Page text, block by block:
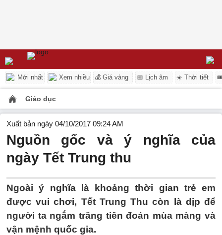
Mới nhất Xem nhiều 💰 Giá vàng 📅 Lịch âm ☀️ Thời tiết
Giáo dục
Xuất bản ngày 04/10/2017 09:24 AM
Nguồn gốc và ý nghĩa của
ngày Tết Trung thu
Ngoài ý nghĩa là khoảng thời gian trẻ em
được vui chơi, Tết Trung Thu còn là dịp để
người ta ngắm trăng tiên đoán mùa màng và
vận mệnh quốc gia.